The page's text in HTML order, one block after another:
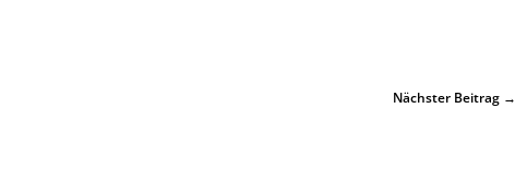
Nächster Beitrag →